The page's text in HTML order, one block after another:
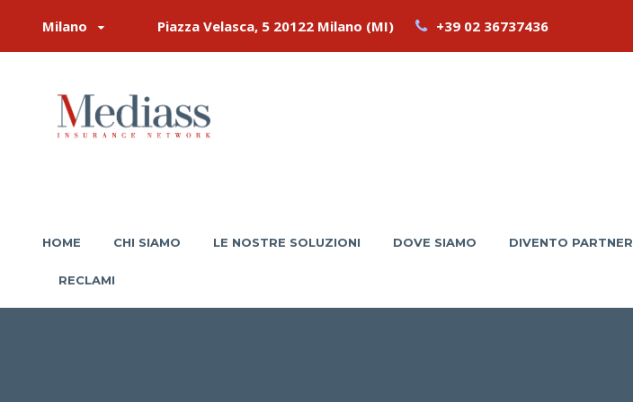
Milano Piazza Velasca, 5 20122 Milano (MI) +39 02 36737436
HOME CHI SIAMO LE NOSTRE SOLUZIONI DOVE SIAMO DIVENTO PARTNER
RECLAMI